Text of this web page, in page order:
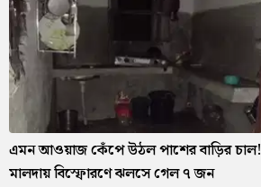
এমন আওয়াজ কেঁপে উঠল পাশের বাড়ির চাল!
মালদায় বিস্ফোরণে ঝলসে গেল ৭ জন